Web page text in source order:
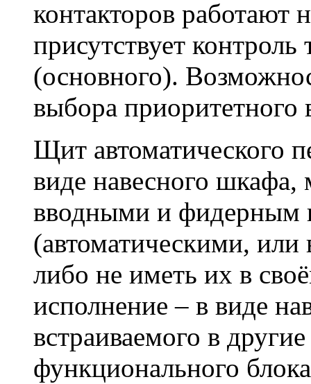
контакторов работают
присутствует контроль
(основного).
выбора приоритетного
Щит автоматического
виде навесного шкафа,
вводными и фидерным
(автоматическими,
либо не иметь их в
исполнение – в виде
встраиваемого в
функционального